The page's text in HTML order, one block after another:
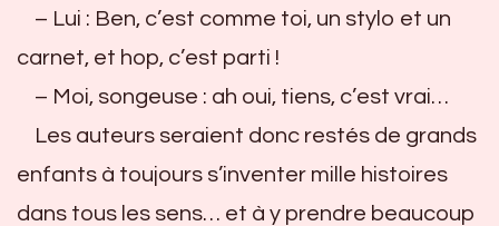
– Lui : Ben, c’est comme toi, un stylo et un
carnet, et hop, c’est parti !
– Moi, songeuse : ah oui, tiens, c’est vrai…
Les auteurs seraient donc restés de grands
enfants à toujours s’inventer mille histoires
dans tous les sens… et à y prendre beaucoup